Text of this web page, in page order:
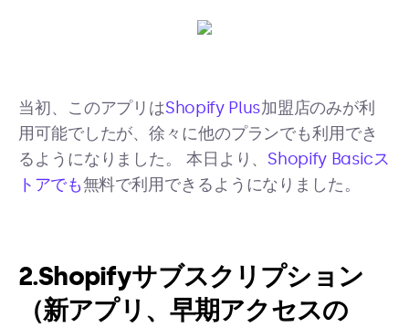
当初、このアプリはShopify Plus加盟店のみが利
用可能でしたが、徐々に他のプランでも利用でき
るようになりました。 本日より、 Shopify Basicス
トアでも無料で利用できるようになりました。
2.Shopifyサブスクリプション
（新アプリ、早期アクセスの